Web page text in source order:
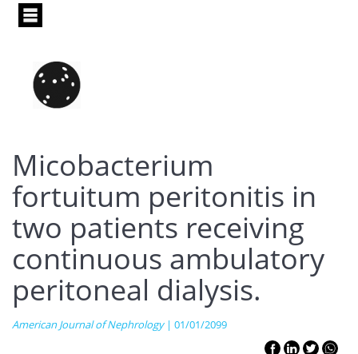
Pasar
principal
Micobacterium
fortuitum peritonitis in
two patients receiving
continuous ambulatory
peritoneal dialysis.
American Journal of Nephrology| 01/01/2099